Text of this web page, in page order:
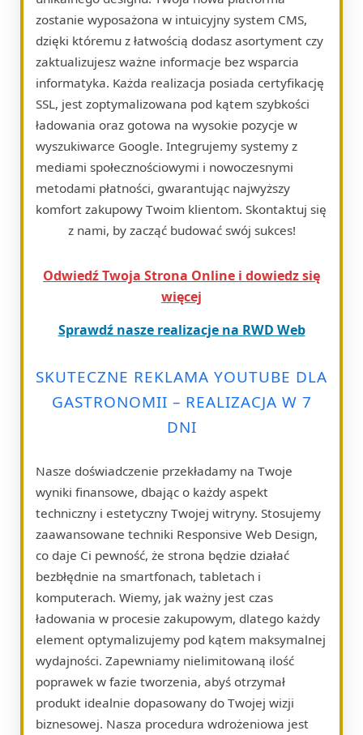
zostanie wyposażona w intuicyjny system CMS,
dzięki któremu z łatwością dodasz asortyment czy
zaktualizujesz ważne informacje bez wsparcia
informatyka. Każda realizacja posiada certyfikację
SSL, jest zoptymalizowana pod kątem szybkości
ładowania oraz gotowa na wysokie pozycje w
wyszukiwarce Google. Integrujemy systemy z
mediami społecznościowymi i nowoczesnymi
metodami płatności, gwarantując najwyższy
komfort zakupowy Twoim klientom. Skontaktuj się
z nami, by zacząć budować swój sukces!
Odwiedź Twoja Strona Online i dowiedz się
więcej
Sprawdź nasze realizacje na RWD Web
SKUTECZNE REKLAMA YOUTUBE DLA
GASTRONOMII – REALIZACJA W 7
DNI
Nasze doświadczenie przekładamy na Twoje
wyniki finansowe, dbając o każdy aspekt
techniczny i estetyczny Twojej witryny. Stosujemy
zaawansowane techniki Responsive Web Design,
co daje Ci pewność, że strona będzie działać
bezbłędnie na smartfonach, tabletach i
komputerach. Wiemy, jak ważny jest czas
ładowania w procesie zakupowym, dlatego każdy
element optymalizujemy pod kątem maksymalnej
wydajności. Zapewniamy nielimitowaną ilość
poprawek w fazie tworzenia, abyś otrzymał
produkt idealnie dopasowany do Twojej wizji
biznesowej. Nasza procedura wdrożeniowa jest